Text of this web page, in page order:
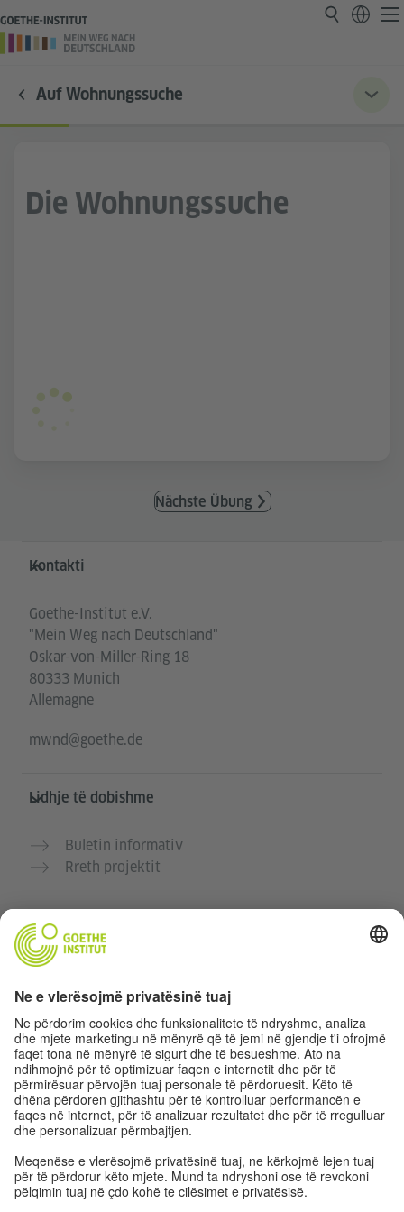
Auf Wohnungssuche
Die Wohnungssuche
Nächste Übung
Service- und Informationsbereich
Kontakti
Goethe-Institut e.V.
"Mein Weg nach Deutschland"
Oskar-von-Miller-Ring 18
80333 Munich
Allemagne
mwnd@goethe.de
Lidhje të dobishme
Buletin informativ
Rreth projektit
Faqe të tjera interneti
Komuniteti “Gjermanisht për ty”
Ushtro gjermanisht falas
Kurse gjermanisht të Goethe-Institutit
Portali për mësuesit „Deutschstunde“
Privatësia dhe Qasja pa pengesa
Rregullimet e sferës private